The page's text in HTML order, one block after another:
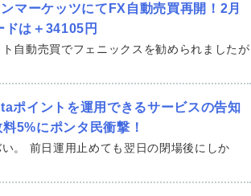
マーケッツにてFX自動売買再開！2月
ドは＋34105円
自動売買でフェニックスを勧められましたが
ポイントを運用できるサービスの告知
5%にポンタ民衝撃！
。 前日運用止めても翌日の閉場後にしか